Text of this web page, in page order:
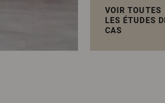
VOIR TOUTES
LES ÉTUDES
CAS